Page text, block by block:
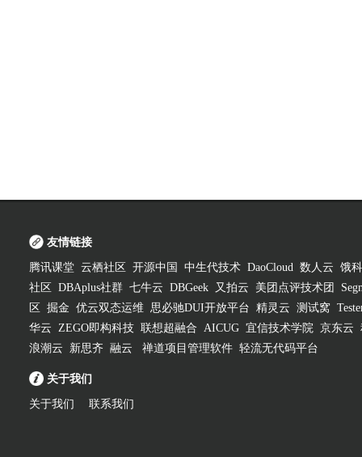
友情链接
腾讯课堂 云栖社区 开源中国 中生代技术 DaoCloud 数人云 饿
社区
DBAplus社群 七牛云 DBGeek 又拍云 美团点评技术团
区
掘金 优云双态运维 思必驰DUI开放平台 精灵云 测试窝
华云 ZEGO即构科技 联想超融合 AICUG 宜信技术学院 京东云
浪潮云
新思齐 融云 禅道项目管理软件 轻流无代码平台
关于我们
关于我们 联系我们